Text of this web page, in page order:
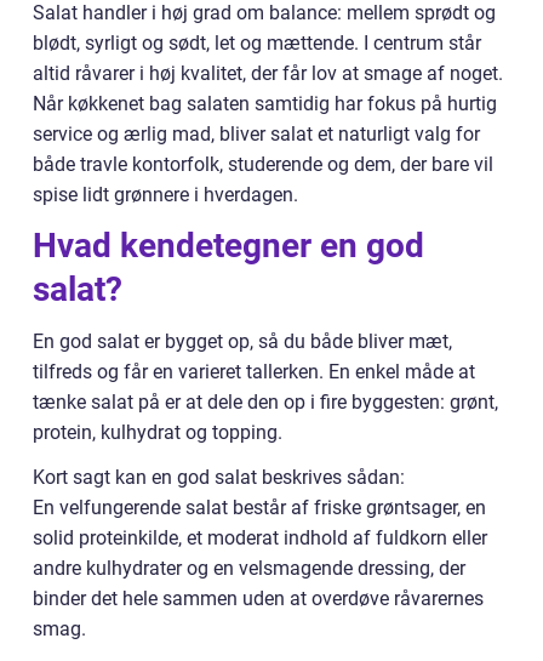
Salat handler i høj grad om balance: mellem sprødt og
blødt, syrligt og sødt, let og mættende. I centrum står
altid råvarer i høj kvalitet, der får lov at smage af noget.
Når køkkenet bag salaten samtidig har fokus på hurtig
service og ærlig mad, bliver salat et naturligt valg for
både travle kontorfolk, studerende og dem, der bare vil
spise lidt grønnere i hverdagen.
Hvad kendetegner en god
salat?
En god salat er bygget op, så du både bliver mæt,
tilfreds og får en varieret tallerken. En enkel måde at
tænke salat på er at dele den op i fire byggesten: grønt,
protein, kulhydrat og topping.
Kort sagt kan en god salat beskrives sådan:
En velfungerende salat består af friske grøntsager, en
solid proteinkilde, et moderat indhold af fuldkorn eller
andre kulhydrater og en velsmagende dressing, der
binder det hele sammen uden at overdøve råvarernes
smag.